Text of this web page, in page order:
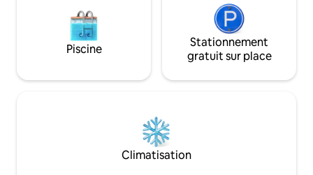
Piscine
Stationnement
gratuit sur place
Climatisation